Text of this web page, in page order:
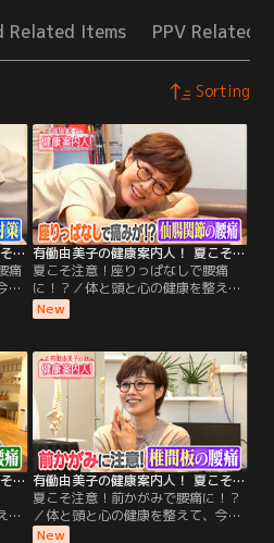
Related Items PPV Related
Sorting
有働由美子の健康案内人！ 夏こそ注意！「腰が重だるい」腰痛
痛
日
つ
を
の
足
や
有働由美子の健康案内人！ 夏こそ注意！座りっぱなしで腰痛に！？
夏こそ注意！座りっぱなしで腰痛
に！？／体と頭と心の健康を整え
て、今日もごきげんな1日を過ごし
ましょう！ 今週のテーマは「夏こそ
時間座っていると痛い！“仙腸関節
（せんちょうかんせつ）”からくる
腰痛の対策」をご案内します！後半
は、有働さんの「2分体操」！たっ
た2分で元気な足腰をめざす体操
を、一緒に楽しくやってみましょ
う！
New
有働由美子の健康案内人！ 夏こそ注意！「反り腰」で腰痛に！？
有働由美子の健康案内人！ 夏こそ注意！前かがみで腰痛に！？
夏こそ注意！前かがみで腰痛に！？
／体と頭と心の健康を整えて、今日
もごきげんな1日を過ごしましょ
New